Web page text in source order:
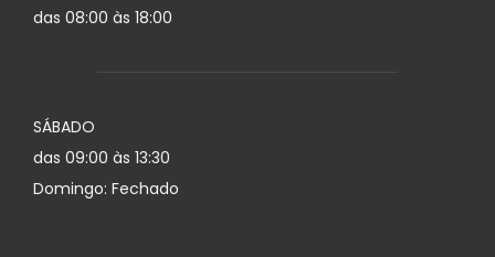
das 08:00 às 18:00
SÁBADO
das 09:00 às 13:30
Domingo: Fechado